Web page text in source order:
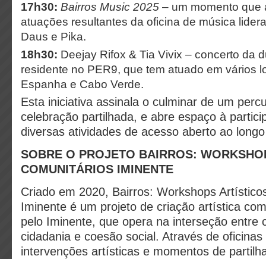
17h30: Bairros Music 2025 – um momento que
atuações resultantes da oficina de música
Daus e Pika.
18h30: Deejay Rifox & Tia Vivix – concerto da
residente no PER9, que tem atuado em vários
Espanha e Cabo Verde.
Esta iniciativa assinala o culminar de um
celebração partilhada, e abre espaço à
diversas atividades de acesso aberto ao
SOBRE O PROJETO BAIRROS:
COMUNITÁRIOS IMINENTE
Criado em 2020, Bairros: Workshops
Iminente é um projeto de criação artística
pelo Iminente, que opera na interseção entre
cidadania e coesão social. Através de
intervenções artísticas e momentos de